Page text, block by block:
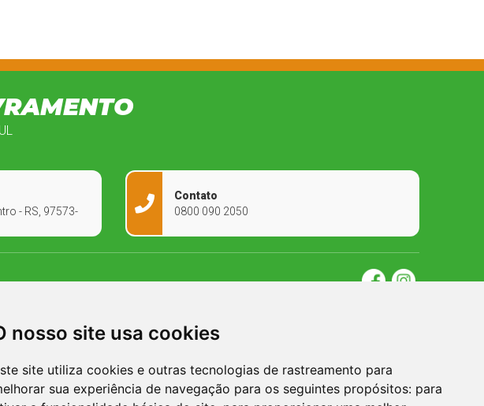
nosso site usa cookies
site utiliza cookies e outras tecnologias de rastreamento para
sua experiência de navegação para os seguintes propósitos: para
- RS, 97573-
Contato
0800 090 2050